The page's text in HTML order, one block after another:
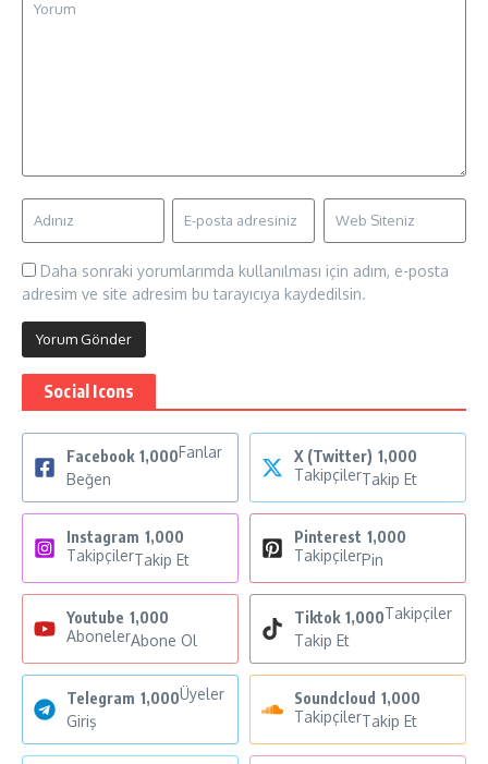
Daha sonraki yorumlarımda kullanılması için adım, e-posta
adresim ve site adresim bu tarayıcıya kaydedilsin.
Social Icons
Facebook 1,000Fanlar
Beğen
X (Twitter) 1,000
TakipçilerTakip Et
Instagram 1,000
TakipçilerTakip Et
Pinterest 1,000
TakipçilerPin
Youtube 1,000
AbonelerAbone Ol
Tiktok 1,000Takipçiler
Takip Et
Telegram 1,000Üyeler
Giriş
Soundcloud 1,000
TakipçilerTakip Et